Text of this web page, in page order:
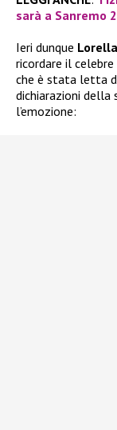
sarà a Sanremo
Ieri dunque
ricordare il
che è stata letta
dichiarazioni
l’emozione: